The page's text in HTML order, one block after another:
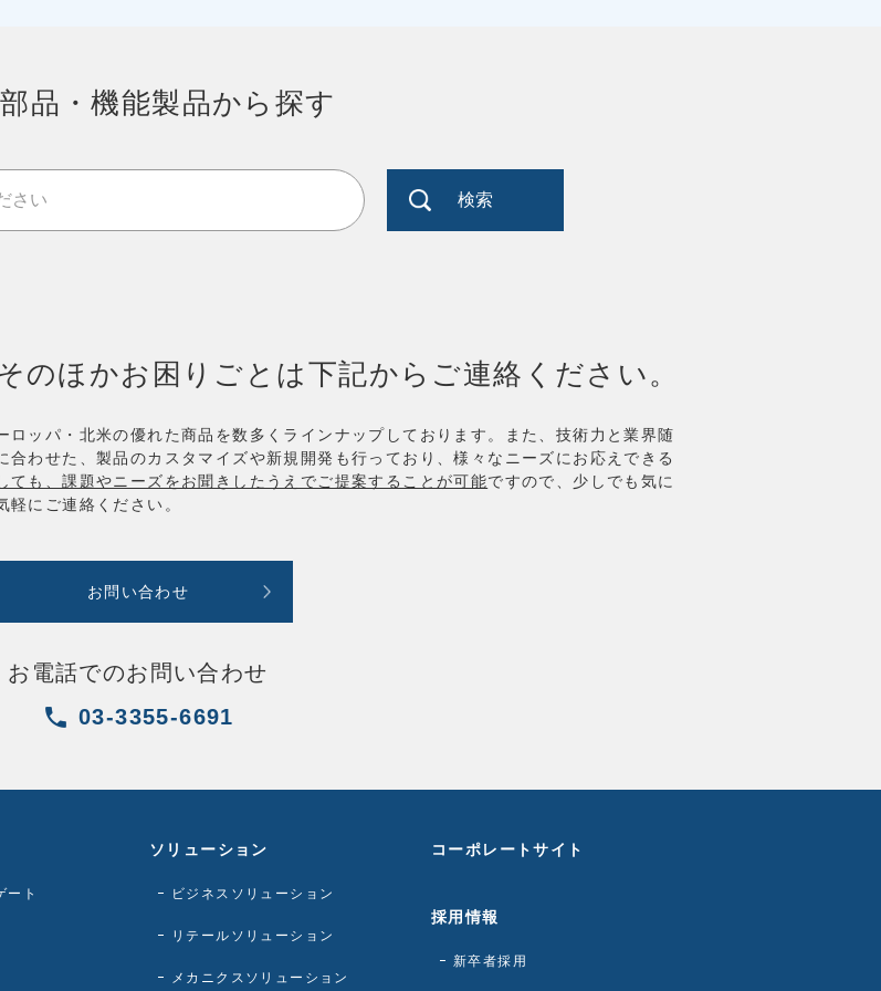
品・機能製品から探す
検索
のほかお困りごとは下記からご連絡ください。
ッパ・北米の優れた商品を数多くラインナップしております。また、技術力と業界随
わせた、製品のカスタマイズや新規開発も行っており、様々なニーズにお応えできる
ても、課題やニーズをお聞きしたうえでご提案することが可能ですので、少しでも気に
にご連絡ください。
お問い合わせ
お電話でのお問い合わせ
03-3355-6691
ート
ソリューション
ビジネスソリューション
リテールソリューション
メカニクスソリューション
コーポレートサイト
採用情報
新卒者採用